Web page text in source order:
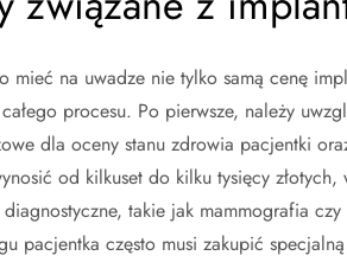
na uwadze nie tylko samą cenę
procesu. Po pierwsze, należy
dla oceny stanu zdrowia pacjentki
od kilkuset do kilku tysięcy
takie jak mammografia
pacjentka często musi zakupić